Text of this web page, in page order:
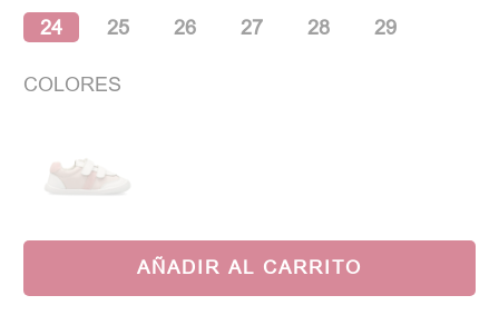
24 25 26 27 28 29
COLORES
AÑADIR AL CARRITO